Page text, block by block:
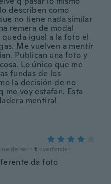
describen como
no tiene nada similar
remera de modal
igual a la foto el
Me vuelven a mentir
Publican una foto y
Lo único que me
fundas de los
la decisión de no
me voy estafan. Esta
mentira!
· 1 overførsler
da foto